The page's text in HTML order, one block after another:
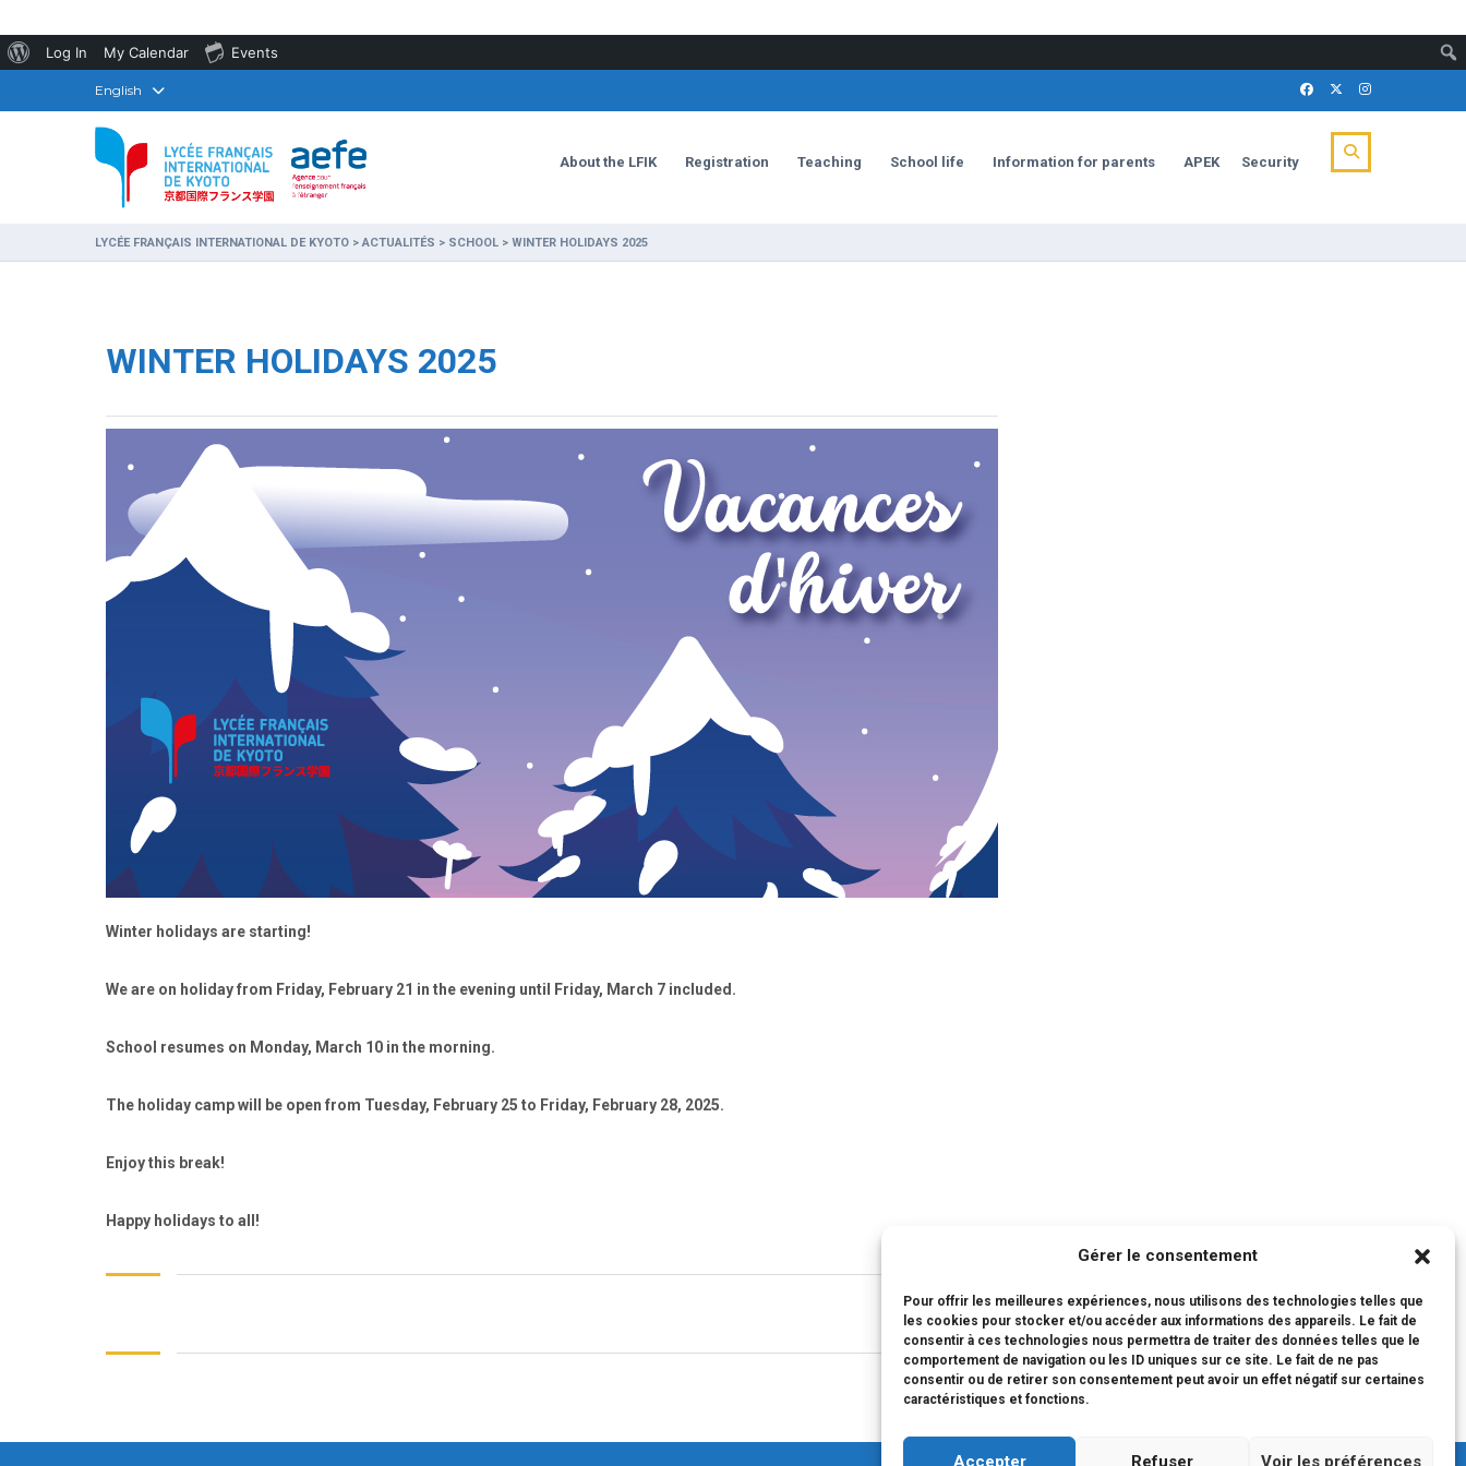
Gérer le consentement
Pour offrir les meilleures expériences, nous utilisons des technologies telles que
les cookies pour stocker et/ou accéder aux informations des appareils. Le fait de
consentir à ces technologies nous permettra de traiter des données telles que le
comportement de navigation ou les ID uniques sur ce site. Le fait de ne pas
consentir ou de retirer son consentement peut avoir un effet négatif sur certaines
caractéristiques et fonctions.
Accepter Refuser Voir les préférences
About
WordPress
Log In My Calendar Events
English
About the LFIK Registration Teaching School life Information for parents APEK Security
LYCÉE FRANÇAIS INTERNATIONAL DE KYOTO >ACTUALITÉS > SCHOOL > WINTER HOLIDAYS 2025
WINTER HOLIDAYS 2025
Winter holidays are starting!
We are on holidayfrom Friday, February 21 in the evening until Friday, March 7 included.
School resumes on Monday, March 10 in the morning.
The holiday campwill be open from Tuesday, February 25 to Friday, February 28, 2025.
Enjoy this break!
Happy holidays to all!